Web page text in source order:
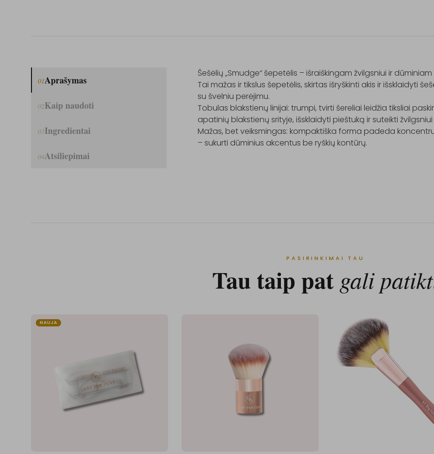
01Aprašymas
02Kaip naudoti
03Ingredientai
04Atsiliepimai
Šešėlių „Smudge“ šepetėlis – išraiškingam žvilgsniui ir
Tai mažas ir tikslus šepetėlis, skirtas išryškinti akis ir išsklaidyti
su švelniu perėjimu.
Tobulas blakstienų linijai: trumpi, tvirti šereliai leidžia tiksliai
apatinių blakstienų srityje, išsklaidyti pieštuką ir suteikti
Mažas, bet veiksmingas: kompaktiška forma padeda
– sukurti dūminius akcentus be ryškių kontūrų.
PASIRINKIMAI TAU
Tau taip pat gali
NAUJA